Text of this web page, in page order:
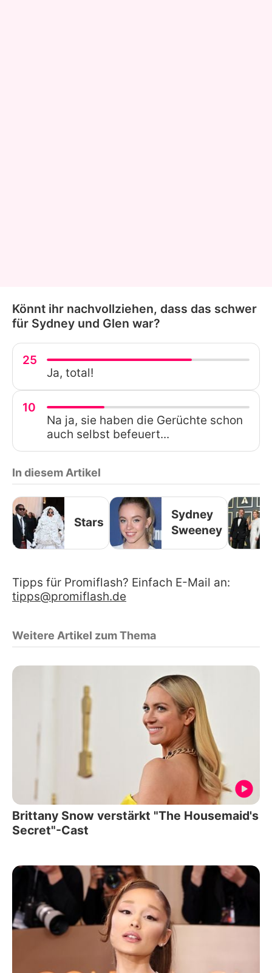
Könnt ihr nachvollziehen, dass das schwer
für Sydney und Glen war?
25
Ja, total!
10
Na ja, sie haben die Gerüchte schon
auch selbst befeuert...
In diesem Artikel
Stars
Sydney
Sweeney
Tipps für Promiflash? Einfach E-Mail an:
tipps@promiflash.de
Weitere Artikel zum Thema
Brittany Snow verstärkt "The Housemaid's
Secret"-Cast